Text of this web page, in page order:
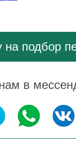
на подбор
в